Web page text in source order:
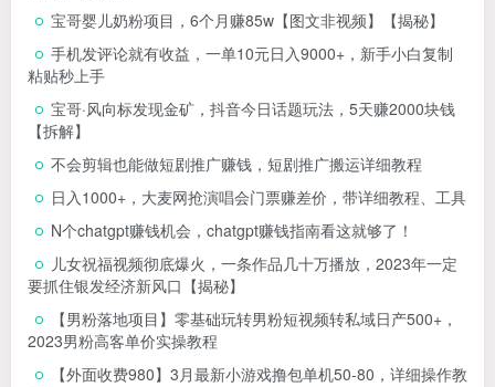
宝哥婴儿奶粉项目，6个月赚85w【图文非视频】【揭秘】
手机发评论就有收益，一单10元日入9000+，新手小白复制
粘贴秒上手
宝哥·风向标发现金矿，抖音今日话题玩法，5天赚2000块钱
【拆解】
不会剪辑也能做短剧推广赚钱，短剧推广搬运详细教程
日入1000+，大麦网抢演唱会门票赚差价，带详细教程、工具
N个chatgpt赚钱机会，chatgpt赚钱指南看这就够了！
儿女祝福视频彻底爆火，一条作品几十万播放，2023年一定
要抓住银发经济新风口【揭秘】
【男粉落地项目】零基础玩转男粉短视频转私域日产500+，
2023男粉高客单价实操教程
【外面收费980】3月最新小游戏撸包单机50-80，详细操作教